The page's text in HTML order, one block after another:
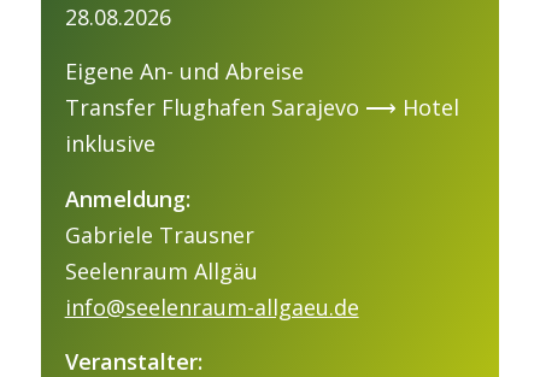
28.08.2026
Eigene An- und Abreise
Transfer Flughafen Sarajevo ⟶ Hotel
inklusive
Anmeldung:
Gabriele Trausner
Seelenraum Allgäu
info@seelenraum-allgaeu.de
Veranstalter: